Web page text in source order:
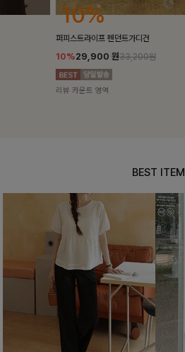
25%
밴스트라이프 스트링원피스
25%35,100 원46,800원
리뷰 카운트 영역
BEST ITEM